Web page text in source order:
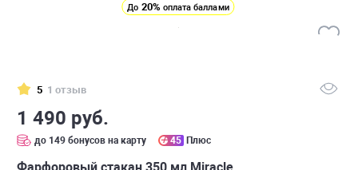
До 20% оплата баллами
5 1 отзыв
1 490 руб.
до 149 бонусов на карту 45 Плюс